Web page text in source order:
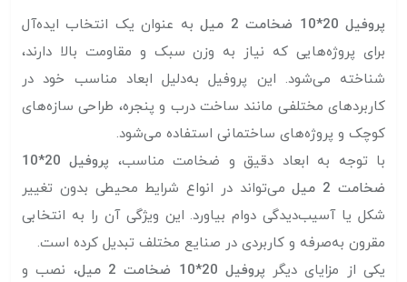
پروفیل 20*10 ضخامت 2 میل
به عنوان یک انتخاب ایده‌آل
برای پروژه‌هایی که نیاز به وزن سبک و مقاومت بالا دارند،
شناخته می‌شود. این پروفیل به‌دلیل ابعاد مناسب خود در
کاربردهای مختلفی مانند ساخت درب و پنجره، طراحی سازه‌های
کوچک و پروژه‌های ساختمانی استفاده می‌شود.
با توجه به ابعاد دقیق و ضخامت مناسب،
پروفیل 20*10
ضخامت 2 میل
می‌تواند در انواع شرایط محیطی بدون تغییر
شکل یا آسیب‌دیدگی دوام بیاورد. این ویژگی آن را به انتخابی
مقرون به‌صرفه و کاربردی در صنایع مختلف تبدیل کرده است.
یکی از مزایای دیگر پروفیل 20*10 ضخامت 2 میل
، نصب و